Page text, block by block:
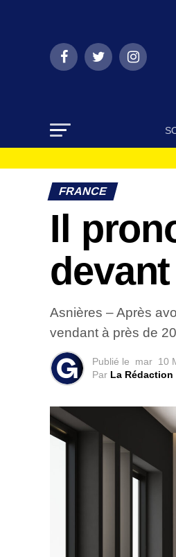
FRANCE
Il
Asnières – Après
vendant à près de
Publié le mar 10
Par La Rédaction